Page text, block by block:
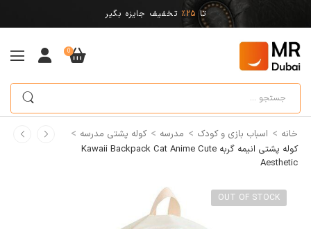
تا 25% تخفیف جایزه بگیر
0
خانه > اسباب بازی و کودک > مدرسه > کوله پشتی مدرسه >
کوله پشتی انیمه گربه Kawaii Backpack Cat Anime Cute
Aesthetic
OUT OF STOCK